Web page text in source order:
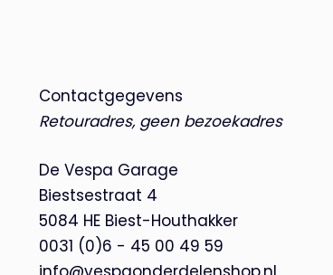
Contactgegevens
Retouradres, geen bezoekadres
De Vespa Garage
Biestsestraat 4
5084 HE Biest-Houthakker
0031 (0)6 - 45 00 49 59